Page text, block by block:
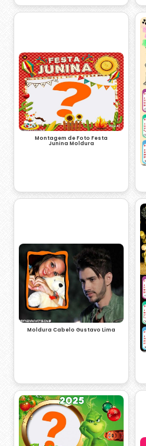
Montagem de Foto Festa
Junina Moldura
Moldura Cabelo Gustavo Lima